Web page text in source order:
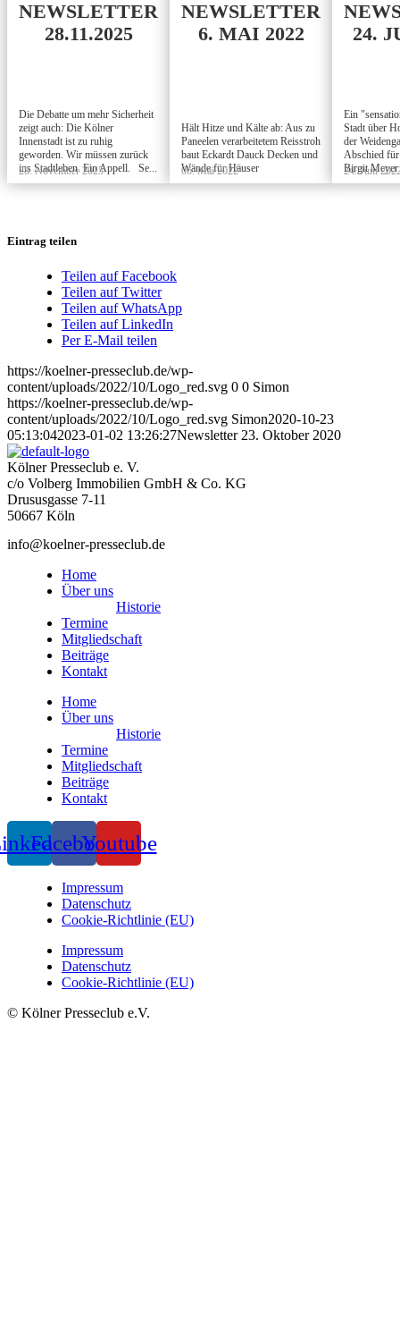
NEWSLETTER
28.11.2025
Die Debatte um mehr Sicherheit
zeigt auch: Die Kölner
Innenstadt ist zu ruhig
geworden. Wir müssen zurück
ins Stadtleben. Ein Appell. Se...
28. November 2025
NEWSLETTER
6. MAI 2022
Hält Hitze und Kälte ab: Aus zu
Paneelen verarbeitetem Reisstroh
baut Eckardt Dauck Decken und
Wände für Häuser
06. Mai 2022
24.
Ein
Stadt über
der
Abschied
Birgit Meyer
24. Juni
Eintrag teilen
Teilen auf Facebook
Teilen auf Twitter
Teilen auf WhatsApp
Teilen auf LinkedIn
Per E-Mail teilen
https://koelner-presseclub.de/wp-
content/uploads/2022/10/Logo_red.svg 0 0 Simon
https://koelner-presseclub.de/wp-
content/uploads/2022/10/Logo_red.svg Simon2020-10-23
05:13:042023-01-02 13:26:27Newsletter 23. Oktober 2020
Kölner Presseclub e. V.
c/o Volberg Immobilien GmbH & Co. KG
Drususgasse 7-11
50667 Köln
info@koelner-presseclub.de
Home
Über uns
Historie
Termine
Mitgliedschaft
Beiträge
Kontakt
Home
Über uns
Historie
Termine
Mitgliedschaft
Beiträge
Kontakt
FacebookYoutube
Impressum
Datenschutz
Cookie-Richtlinie (EU)
Impressum
Datenschutz
Cookie-Richtlinie (EU)
© Kölner Presseclub e.V.